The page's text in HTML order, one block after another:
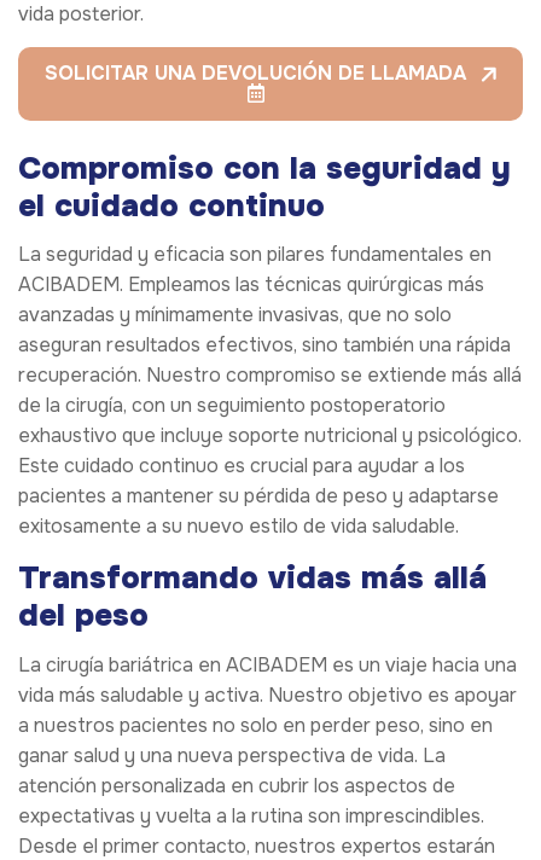
vida posterior.
SOLICITAR UNA DEVOLUCIÓN DE LLAMADA
Compromiso con la seguridad y
el cuidado continuo
La seguridad y eficacia son pilares fundamentales en
ACIBADEM. Empleamos las técnicas quirúrgicas más
avanzadas y mínimamente invasivas, que no solo
aseguran resultados efectivos, sino también una rápida
recuperación. Nuestro compromiso se extiende más allá
de la cirugía, con un seguimiento postoperatorio
exhaustivo que incluye soporte nutricional y psicológico.
Este cuidado continuo es crucial para ayudar a los
pacientes a mantener su pérdida de peso y adaptarse
exitosamente a su nuevo estilo de vida saludable.
Transformando vidas más allá
del peso
La cirugía bariátrica en ACIBADEM es un viaje hacia una
vida más saludable y activa. Nuestro objetivo es apoyar
a nuestros pacientes no solo en perder peso, sino en
ganar salud y una nueva perspectiva de vida. La
atención personalizada en cubrir los aspectos de
expectativas y vuelta a la rutina son imprescindibles.
Desde el primer contacto, nuestros expertos estarán